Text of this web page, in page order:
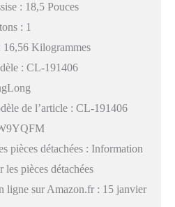
: 18,5 Pouces
: 1
16,56 Kilogrammes
: CL-191406
de l’article : CL-191406
pièces détachées : Information
pièces détachées
ligne sur Amazon.fr : 15 janvier